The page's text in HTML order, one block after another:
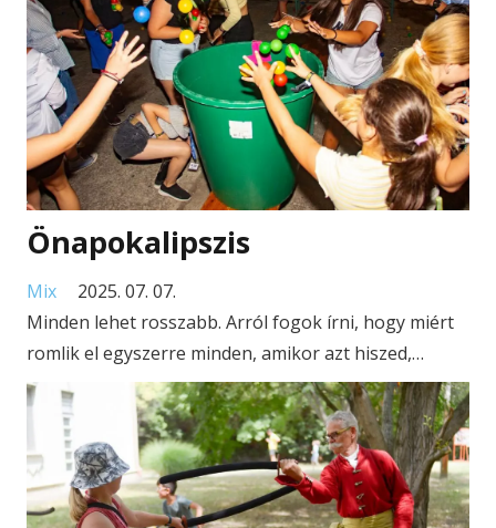
Önapokalipszis
Mix
2025. 07. 07.
Minden lehet rosszabb. Arról fogok írni, hogy miért
romlik el egyszerre minden, amikor azt hiszed,…